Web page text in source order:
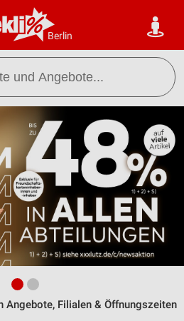
Berlin
Angebote, Filialen & Öffnungszeiten